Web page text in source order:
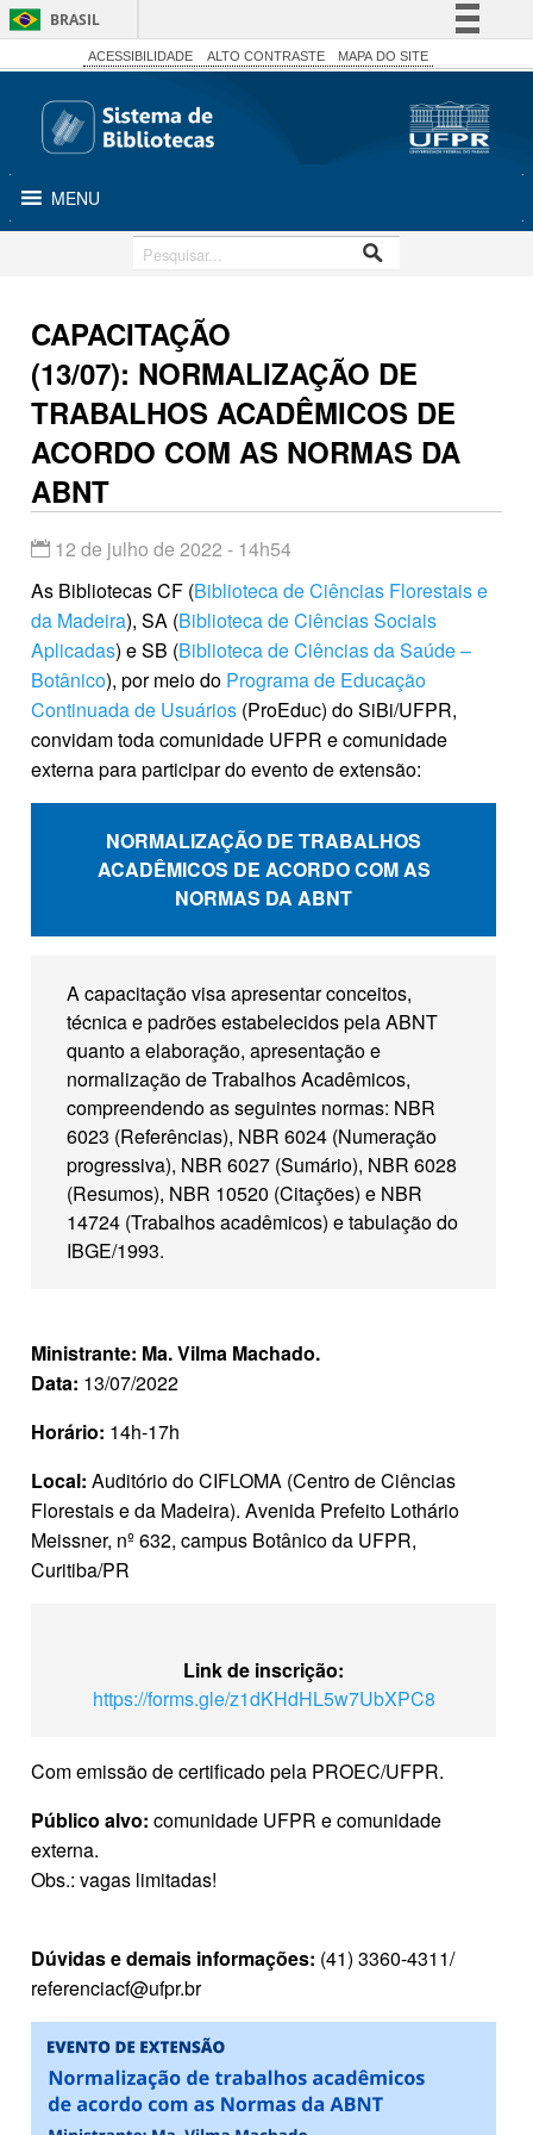
BRASIL
Simplifique!
Canais
ACESSIBILIDADE ALTO CONTRASTE MAPA DO SITE
MENU
CAPACITAÇÃO
(13/07): NORMALIZAÇÃO DE
TRABALHOS ACADÊMICOS DE
ACORDO COM AS NORMAS DA
ABNT
12 de julho de 2022 - 14h54
As Bibliotecas CF (Biblioteca de Ciências Florestais e
da Madeira), SA (Biblioteca de Ciências Sociais
Aplicadas) e SB (Biblioteca de Ciências da Saúde –
Botânico), por meio do Programa de Educação
Continuada de Usuários (ProEduc) do SiBi/UFPR,
convidam toda comunidade UFPR e comunidade
externa para participar do evento de extensão:
NORMALIZAÇÃO DE TRABALHOS
ACADÊMICOS DE ACORDO COM AS
NORMAS DA ABNT
A capacitação visa apresentar conceitos,
técnica e padrões estabelecidos pela ABNT
quanto a elaboração, apresentação e
normalização de Trabalhos Acadêmicos,
compreendendo as seguintes normas: NBR
6023 (Referências), NBR 6024 (Numeração
progressiva), NBR 6027 (Sumário), NBR 6028
(Resumos), NBR 10520 (Citações) e NBR
14724 (Trabalhos acadêmicos) e tabulação do
IBGE/1993.
Ministrante: Ma. Vilma Machado.
Data: 13/07/2022
Horário: 14h-17h
Local: Auditório do CIFLOMA (Centro de Ciências
Florestais e da Madeira). Avenida Prefeito Lothário
Meissner, nº 632, campus Botânico da UFPR,
Curitiba/PR
Link de inscrição:
https://forms.gle/z1dKHdHL5w7UbXPC8
Com emissão de certificado pela PROEC/UFPR.
Público alvo: comunidade UFPR e comunidade
externa.
Obs.: vagas limitadas!
Dúvidas e demais informações: (41) 3360-4311/
referenciacf@ufpr.br